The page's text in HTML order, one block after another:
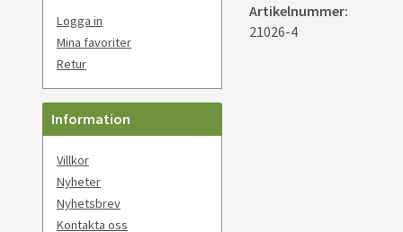
Logga in
Mina favoriter
Retur
Information
Villkor
Nyheter
Nyhetsbrev
Kontakta oss
Artikelnummer:
21026-4